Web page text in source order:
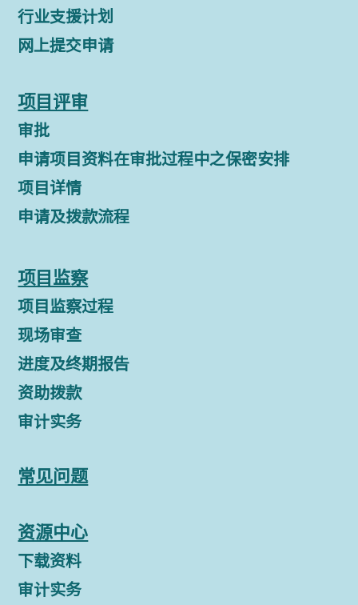
行业支援计划
网上提交申请
项目评审
审批
申请项目资料在审批过程中之保密安排
项目详情
申请及拨款流程
项目监察
项目监察过程
现场审查
进度及终期报告
资助拨款
审计实务
常见问题
资源中心
下载资料
审计实务